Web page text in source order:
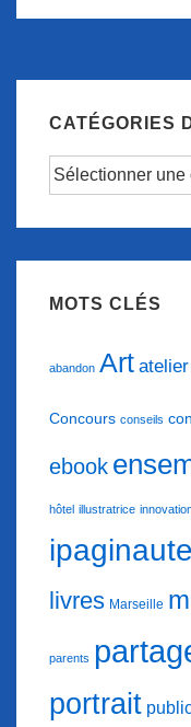
CATÉGORIES
Catégories
d’articles
MOTS CLÉS
abandon Art
Concours conseils
ebook
hôtel illustratrice
livres Marseille
parents
portrait